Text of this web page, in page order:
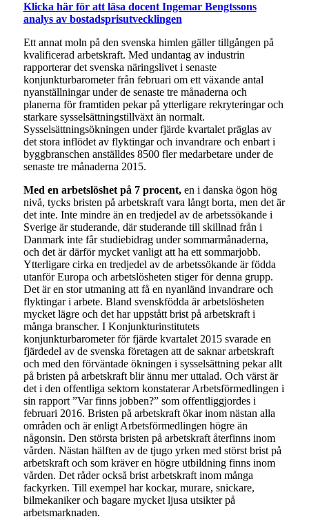
Klicka här för att läsa docent Ingemar Bengtssons
analys av bostadsprisutvecklingen
Ett annat moln på den svenska himlen gäller tillgången på
kvalificerad arbetskraft. Med undantag av industrin
rapporterar det svenska näringslivet i senaste
konjunkturbarometer från februari om ett växande antal
nyanställningar under de senaste tre månaderna och
planerna för framtiden pekar på ytterligare rekryteringar och
starkare sysselsättningstillväxt än normalt.
Sysselsättningsökningen under fjärde kvartalet präglas av
det stora inflödet av flyktingar och invandrare och enbart i
byggbranschen anställdes 8500 fler medarbetare under de
senaste tre månaderna 2015.
Med en arbetslöshet på 7 procent,en i danska ögon hög
nivå, tycks bristen på arbetskraft vara långt borta, men det är
det inte. Inte mindre än en tredjedel av de arbetssökande i
Sverige är studerande, där studerande till skillnad från i
Danmark inte får studiebidrag under sommarmånaderna,
och det är därför mycket vanligt att ha ett sommarjobb.
Ytterligare cirka en tredjedel av de arbetssökande är födda
utanför Europa och arbetslösheten stiger för denna grupp.
Det är en stor utmaning att få en nyanländ invandrare och
flyktingar i arbete. Bland svenskfödda är arbetslösheten
mycket lägre och det har uppstått brist på arbetskraft i
många branscher. I Konjunkturinstitutets
konjunkturbarometer för fjärde kvartalet 2015 svarade en
fjärdedel av de svenska företagen att de saknar arbetskraft
och med den förväntade ökningen i sysselsättning pekar allt
på bristen på arbetskraft blir ännu mer uttalad. Och värst är
det i den offentliga sektorn konstaterar Arbetsförmedlingen i
sin rapport ”Var finns jobben?” som offentliggjordes i
februari 2016. Bristen på arbetskraft ökar inom nästan alla
områden och är enligt Arbetsförmedlingen högre än
någonsin. Den största bristen på arbetskraft återfinns inom
vården. Nästan hälften av de tjugo yrken med störst brist på
arbetskraft och som kräver en högre utbildning finns inom
vården. Det råder också brist arbetskraft inom många
fackyrken. Till exempel har kockar, murare, snickare,
bilmekaniker och bagare mycket ljusa utsikter på
arbetsmarknaden.